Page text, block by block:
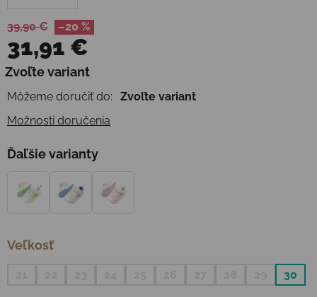
39,90 € –20 %
31,91 €
Jednotková cena:
Zvoľte variant
Môžeme doručiť do:
Zvoľte variant
Možnosti doručenia
Ďaľšie varianty
Veľkosť
30